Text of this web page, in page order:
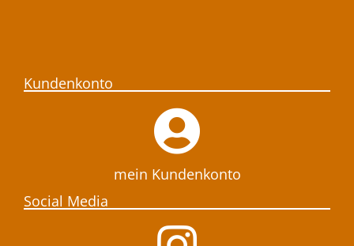
Kundenkonto
mein Kundenkonto
Social Media